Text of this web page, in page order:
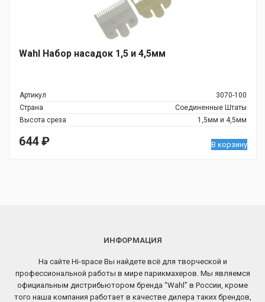
Wahl Набор насадок 1,5 и 4,5мм
Артикул
3070-100
Страна
Соединенные Штаты
Высота среза
1,5мм и 4,5мм
644₽ В корзину
ИНФОРМАЦИЯ
На сайте Hi-space Вы найдете всё для творческой и
профессиональной работы в мире парикмахеров. Мы являемся
официальным дистрибьютором бренда “Wahl” в России, кроме
того наша компания работает в качестве дилера таких брендов,